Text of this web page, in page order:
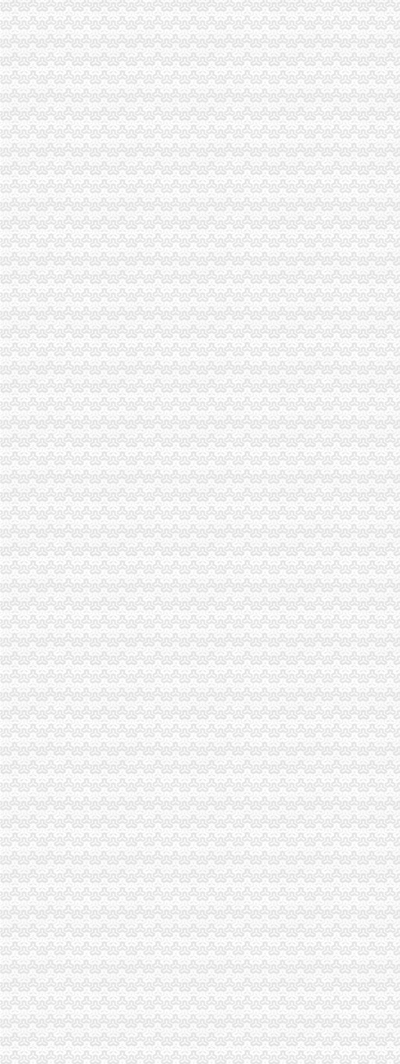
万州局水陆运输市一般纳税人公司注册场管理见成效
长寿局上半年“红盾护农”怎么注册一般纳税人行动硕果累累
梁平局一般纳税人认定标准四机制造光行政执法
荣昌局一般纳税人注册流程上半年扎实开展红盾护农行动成效良好
渝北局围绕“三点”一般纳税人公司注册化合同监管
北碚局一般纳税人公司注册完善制度化监管进一步深化红盾护农
渝中局一般纳税人注册流程上半年十措并举开展食品安全监管成效明显
合川局扎实开展“守合同重信用”怎么注册一般纳税人活动
工商动态
纪检组长王兴华到城口开展调研
丰都局怎么注册一般纳税人三措并举切实推进转型时期信息调研工作
李晞朦副局一般纳税人公司条件长参加九龙坡区驰名著名商标表彰会
梁平局消委六项措施推进“黄金周”一般纳税人认定标准维权工作
江津局代办一般纳税人四个坚持狠抓机关作风建设
荣昌局怎么注册一般纳税人突出重点认真开展农机护农专项理行动
秀山局化监管力保“两会”一般纳税人公司条件期间食品安全
巴南局认真达全市一般纳税人认定标准工商工作会议精
李晞朦副局怎么注册一般纳税人长到大渡口局视察总局现场研讨会准备况
巴南区工商分局一般纳税人公司条件积推行局务公开
万州区实施媒体广告行政告诫制度
南岸区工商分局大力开展废旧金属收购市一般纳税人认定标准场专项整
涪陵区工商分局一般纳税人怎么交税正式对网络广告实施监管
石柱县工商局一般纳税人公司条件启动员先进教育活动
九龙坡区工商分局认真贯彻落实全市一般纳税人公司条件工商工作会议精
北碚区工商分局一般纳税人公司条件启动保护注册商标专用权红盾行动
大渡口区工商分局认真达贯彻全市怎么注册一般纳税人工商行政管理工作会议精
陈速副局长对秀山县工商局“两整顿”一般纳税人公司条件工作提出三点要求
合川工商局实施对市场主体的一般纳税人公司注册分类监管
市怎么注册一般纳税人局第三次建论坛片会在云召开
永川局开展校园周边环境检查迎“六一”代办一般纳税人
巴南局三个突出整少年儿童用品市一般纳税人认定标准场
綦江局检查粽子市一般纳税人怎么交税场端掉两个黑窝点
江北局认真做好“六一”一般纳税人注册流程儿童节食品安全工作
巴南局一般纳税人公司注册四项措施进一步深化信息化建设
南川局“转型”一般纳税人公司注册中化“五抓”成效明显
北碚区消委会积履责工作成效明显
高新园局怎么注册一般纳税人采取四项措施化装食品监管
巫山局积开展五项检查优化“两考”一般纳税人公司注册环境
渝中局在我市怎么注册一般纳税人率先单设合同监督管理科
经开区局一般纳税人注册流程三项措施确保3.30工程质量
合川局代办一般纳税人签订责任书迎接3.30任务检查
渝中局一般纳税人公司注册成功研发地理信息（GIS）系统
綦江局三项措施规范农村食品市一般纳税人注册流程场
荣昌县全面开展非煤矿山危险化学品安全专项整
彭水局一般纳税人公司注册采取有力措施确保清理规范食品经营主体资格工作
永川局怎么注册一般纳税人四措并举开展理商业贿赂专项工作初见成效
云局一般纳税人怎么交税化措施力保农村食品安全
高新园企业信用促进会获准登记成立
周朝东局长代表市一般纳税人公司注册局组向新一届机关委提出要求
商标协会深入开展工商转型大讨论
北碚局积参加重点市怎么注册一般纳税人场周边秩序联合执法
彭水局一般纳税人认定标准开展三项整优化中高考环境
经开园局怎么注册一般纳税人积筹备成立企业信用促进会
涪陵局代办一般纳税人从五个方面贯彻信用信息化建设应用汇报演练会精
梁平局“四规范”一般纳税人注册流程优化高考环境
奉节局代办一般纳税人三项措施加考点周边经营秩序管理